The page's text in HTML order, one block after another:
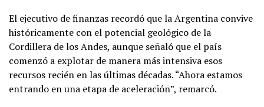
El ejecutivo de finanzas recordó que la Argentina convive
históricamente con el potencial geológico de la
Cordillera de los Andes, aunque señaló que el país
comenzó a explotar de manera más intensiva esos
recursos recién en las últimas décadas. “Ahora estamos
entrando en una etapa de aceleración”, remarcó.